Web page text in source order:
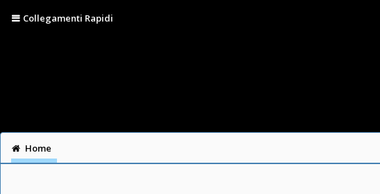
Collegamenti Rapidi
Home